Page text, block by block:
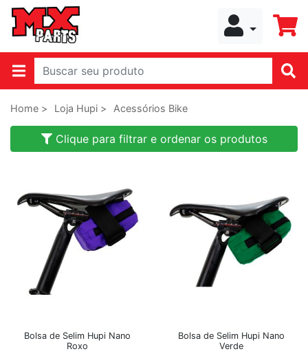
Home > Loja Hupi > Acessórios Bike
Clique para filtrar e ordenar os produtos
Bolsa de Selim Hupi Nano
Roxo
Bolsa de Selim Hupi Nano
Verde